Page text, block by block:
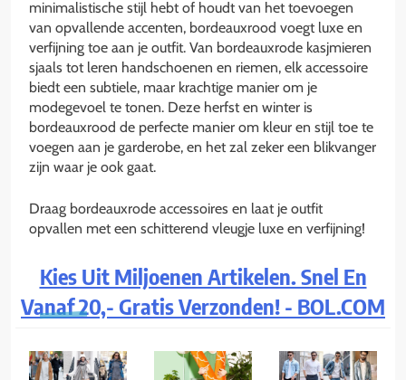
minimalistische stijl hebt of houdt van het toevoegen
van opvallende accenten, bordeauxrood voegt luxe en
verfijning toe aan je outfit. Van bordeauxrode kasjmieren
sjaals tot leren handschoenen en riemen, elk accessoire
biedt een subtiele, maar krachtige manier om je
modegevoel te tonen. Deze herfst en winter is
bordeauxrood de perfecte manier om kleur en stijl toe te
voegen aan je garderobe, en het zal zeker een blikvanger
zijn waar je ook gaat.
Draag bordeauxrode accessoires en laat je outfit
opvallen met een schitterend vleugje luxe en verfijning!
Kies Uit Miljoenen Artikelen. Snel En
Vanaf 20,- Gratis Verzonden! - BOL.COM